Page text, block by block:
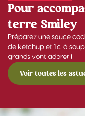
Pour
terre Smiley
Préparez une sauce
de ketchup et 1 c. à
grands vont adorer !
Voir toutes les